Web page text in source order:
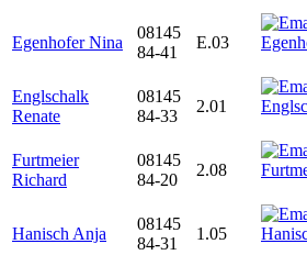
Egenhofer Nina
08145
84-41
E.03
Englschalk
Renate
08145
84-33
2.01
Furtmeier
Richard
08145
84-20
2.08
Hanisch Anja
08145
84-31
1.05